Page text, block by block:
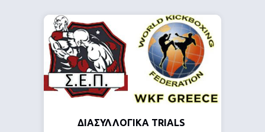
ΔΙΑΣΥΛΛΟΓΙΚΑ TRIALS